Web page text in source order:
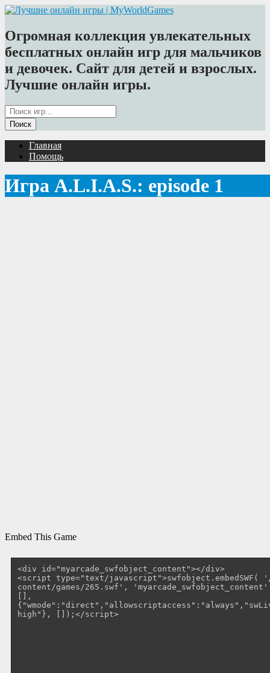
Огромная коллекция увлекательных
бесплатных онлайн игр для мальчиков
и девочек. Сайт для детей и взрослых.
Лучшие онлайн игры.
Главная
Помощь
Игра A.L.I.A.S.: episode 1
Embed This Game